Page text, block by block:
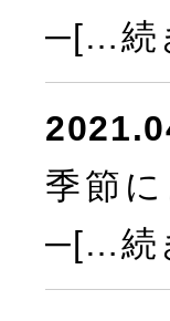
─[…続
季節
─[…続